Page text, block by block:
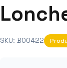
SKU: BO0422